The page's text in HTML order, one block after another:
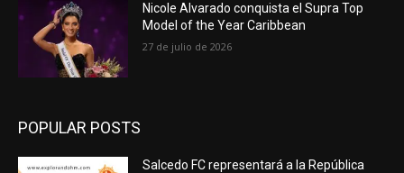
Nicole Alvarado conquista el Supra Top
Model of the Year Caribbean
27 de julio de 2026
POPULAR POSTS
Salcedo FC representará a la República